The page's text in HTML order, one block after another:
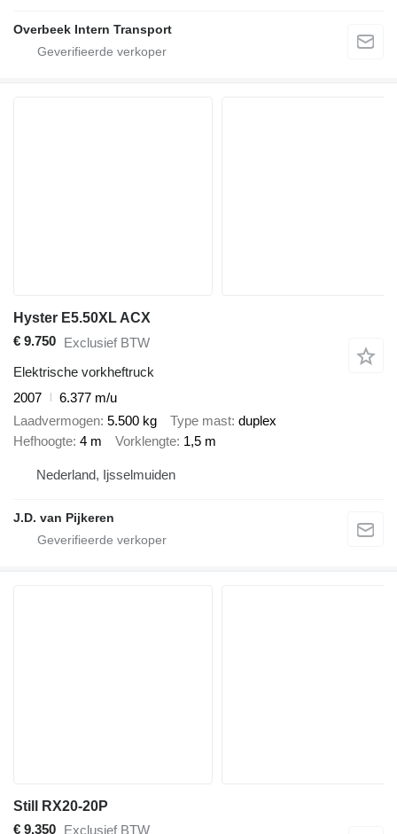
Overbeek Intern Transport
Hyster E5.50XL ACX
€ 9.750 Exclusief BTW
Elektrische vorkheftruck
2007
6.377 m/u
Laadvermogen 5.500 kg Type mast duplex
Hefhoogte 4 m Vorklengte 1,5 m
Nederland, Ijsselmuiden
J.D. van Pijkeren
Still RX20-20P
€ 9.350 Exclusief BTW